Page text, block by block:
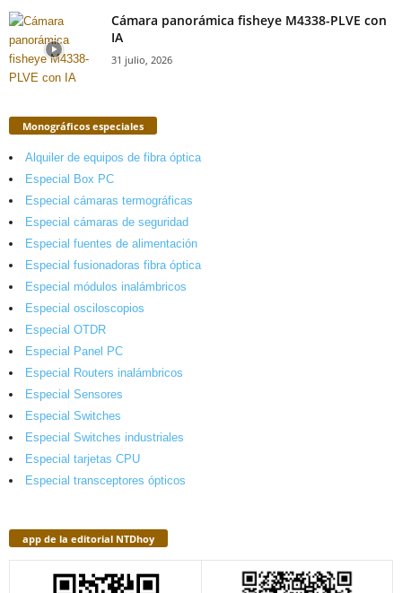
Cámara panorámica fisheye M4338-PLVE con
IA
31 julio, 2026
Monográficos especiales
Alquiler de equipos de fibra óptica
Especial Box PC
Especial cámaras termográficas
Especial cámaras de seguridad
Especial fuentes de alimentación
Especial fusionadoras fibra óptica
Especial módulos inalámbricos
Especial osciloscopios
Especial OTDR
Especial Panel PC
Especial Routers inalámbricos
Especial Sensores
Especial Switches
Especial Switches industriales
Especial tarjetas CPU
Especial transceptores ópticos
app de la editorial NTDhoy